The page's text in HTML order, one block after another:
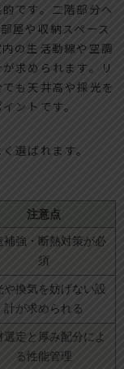
です。二階部分へ
屋や収納スペース
の生活動線や空調
求められます。リ
も天井高や採光を
ントです。
選ばれます。
注意点
補強・断熱対策が必
須
や換気を妨げない設
計が求められる
選定と厚み配分によ
る性能管理